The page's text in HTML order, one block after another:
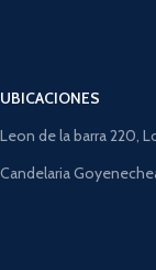
UBICACIONES
Leon de la barra 220,
Candelaria